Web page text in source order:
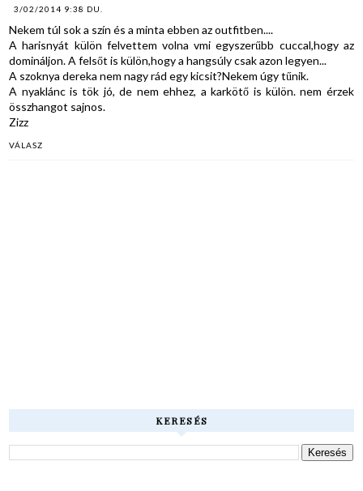
3/02/2014 9:38 DU.
Nekem túl sok a szín és a minta ebben az outfitben....
A harisnyát külön felvettem volna vmi egyszerűbb cuccal,hogy az
domináljon. A felsőt is külön,hogy a hangsúly csak azon legyen...
A szoknya dereka nem nagy rád egy kicsit?Nekem úgy tűnik.
A nyaklánc is tök jó, de nem ehhez, a karkötő is külön. nem érzek
összhangot sajnos.
Zizz
VÁLASZ
KERESÉS